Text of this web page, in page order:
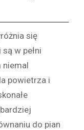
się
w pełni
niemal
powietrza i
do pian